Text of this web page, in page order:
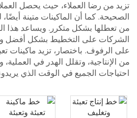
من رضا العملاء، حيث يحصل العملاء
كما أن الماكينات متينة أيضًا، لذلك
بشكل متكرر. ويساعد هذا النوع
على التخطيط بشكل أفضل ويضمن
باختصار، تزيد ماكينات تعبئة
وتقلل الهدر في العملية،
الجميع في الوقت الذي يريدونه.